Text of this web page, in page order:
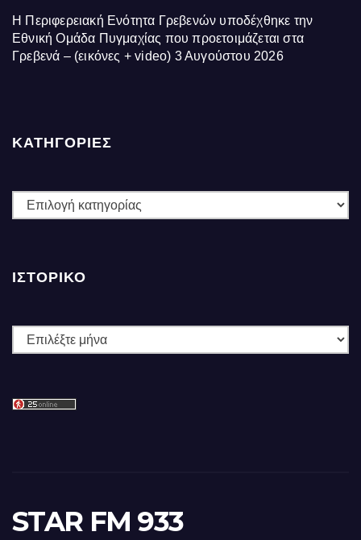
Η Περιφερειακή Ενότητα Γρεβενών υποδέχθηκε την
Εθνική Ομάδα Πυγμαχίας που προετοιμάζεται στα
Γρεβενά – (εικόνες + video) 3 Αυγούστου 2026
ΚΑΤΗΓΟΡΙΕΣ
ΚΑΤΗΓΟΡΙΕΣ
ΙΣΤΟΡΙΚΌ
Ιστορικό
STAR FM 933